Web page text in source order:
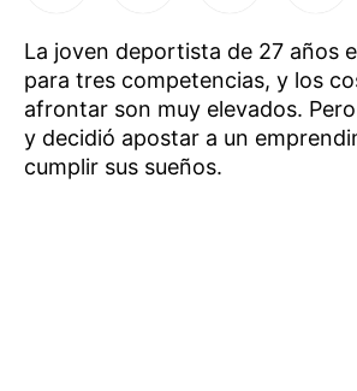
La joven deportista de 27 años
para tres competencias, y los
afrontar son muy elevados.
y decidió apostar a un
cumplir sus sueños.